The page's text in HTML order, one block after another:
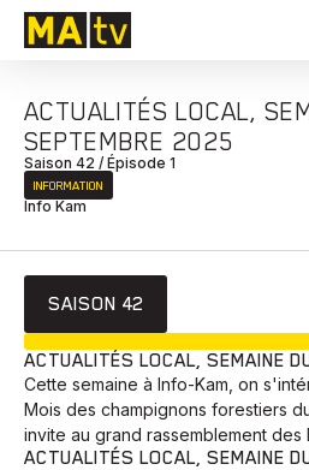
ACTUALITÉS LOCAL,
SEPTEMBRE 2025
Saison 42 / Épisode 1
INFORMATION
Info Kam
SAISON 42
ACTUALITÉS LOCAL, SEMAINE
Cette semaine à Info-Kam, on
Mois des champignons forestiers
invite au grand rassemblement des
ACTUALITÉS LOCAL, SEMAINE